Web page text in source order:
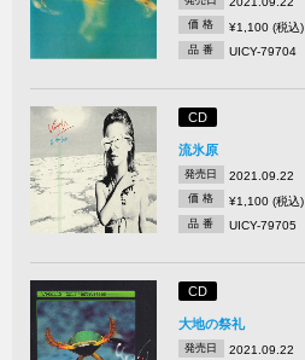
価 格 ¥1,100 (税込)
品 番 UICY-79704
CD
流氷原
発売日 2021.09.22
価 格 ¥1,100 (税込)
品 番 UICY-79705
CD
大地の祭礼
発売日 2021.09.22